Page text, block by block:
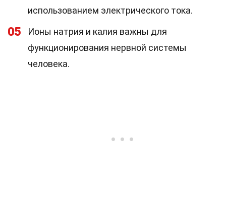
использованием электрического тока.
05
Ионы натрия и калия важны для
функционирования нервной системы
человека.